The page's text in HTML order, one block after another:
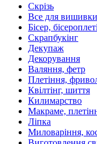
Скрізь
Все для вишивки
Бісер,
Скрапбукінг
Декупаж
Декорування
Валяння, фетр
Плетіння,
Квілтінг, шиття
Килимарство
Макраме,
Ліпка
Миловаріння,